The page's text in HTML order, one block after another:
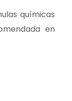
químicas
en